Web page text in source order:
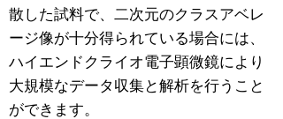
散した試料で、二次元のクラスアベレ
ージ像が十分得られている場合には、
ハイエンドクライオ電子顕微鏡により
大規模なデータ収集と解析を行うこと
ができます。